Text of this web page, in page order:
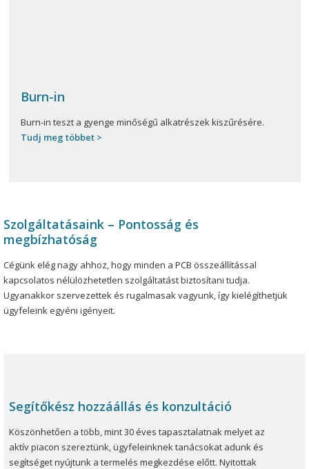
Burn-in
Burn-in teszt a gyenge minőségű alkatrészek kiszűrésére.
Tudj meg többet >
Szolgáltatásaink – Pontosság és
megbízhatóság
Cégünk elég nagy ahhoz, hogy minden a PCB összeállítással
kapcsolatos nélülözhetetlen szolgáltatást biztosítani tudja.
Ugyanakkor szervezettek és rugalmasak vagyunk, így kielégíthetjük
ügyfeleink egyéni igényeit.
Segítőkész hozzáállás és konzultáció
Köszönhetően a több, mint 30 éves tapasztalatnak melyet az
aktív piacon szereztünk, ügyfeleinknek tanácsokat adunk és
segítséget nyújtunk a termelés megkezdése előtt. Nyitottak